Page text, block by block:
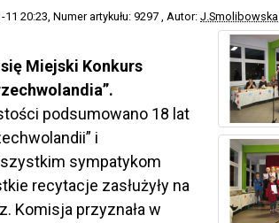
11 20:23, Numer artykułu: 9297 , Autor: J.Smolibowska
Miejski Konkurs
podsumowano 18 lat
i
sympatykom
recytacje zasłużyły na
Komisja przyznała w